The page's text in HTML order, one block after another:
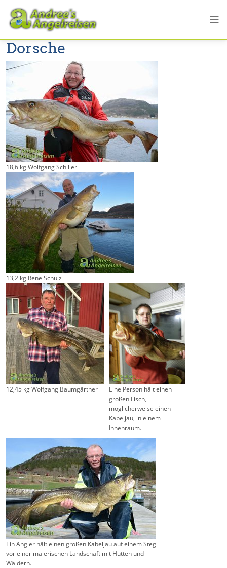
Dorsche
18,6 kg Wolfgang Schiller
13,2 kg Rene Schulz
12,45 kg Wolfgang Baumgärtner
Eine Person hält einen
großen Fisch,
möglicherweise einen
Kabeljau, in einem
Innenraum.
Ein Angler hält einen großen Kabeljau auf einem Steg
vor einer malerischen Landschaft mit Hütten und
Wäldern.